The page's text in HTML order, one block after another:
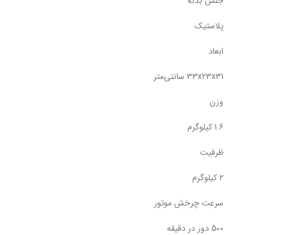
پلاستیک
ابعاد
33x23x31 سانتی‌متر
وزن
1.6 کیلوگرم
ظرفیت
2 کیلوگرم
سرعت چرخش موتور
500 دور در دقیقه